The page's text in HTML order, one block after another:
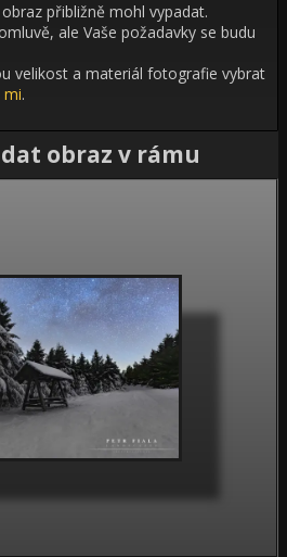
přibližně mohl vypadat.
ale Vaše požadavky se budu
velikost a materiál fotografie vybrat
mi.
obraz v rámu